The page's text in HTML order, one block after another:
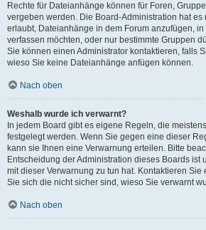
Rechte für Dateianhänge können für Foren,
vergeben werden. Die Board-Administration hat
erlaubt, Dateianhänge in dem Forum anzufügen,
verfassen möchten, oder nur bestimmte Gruppen
Sie können einen Administrator kontaktieren, falls
wieso Sie keine Dateianhänge anfügen können.
Nach oben
Weshalb wurde ich verwarnt?
In jedem Board gibt es eigene Regeln, die
festgelegt werden. Wenn Sie gegen eine dieser
kann sie Ihnen eine Verwarnung erteilen. Bitte
Entscheidung der Administration dieses Boards ist
mit dieser Verwarnung zu tun hat. Kontaktieren Sie
Sie sich die nicht sicher sind, wieso Sie verwarnt
Nach oben